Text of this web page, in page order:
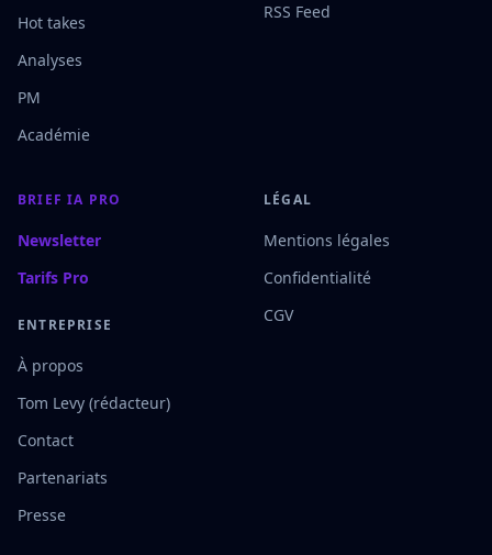
Hot takes
Analyses
PM
Académie
RSS Feed
BRIEF IA PRO
Newsletter
Tarifs Pro
ENTREPRISE
À propos
Tom Levy (rédacteur)
Contact
Partenariats
Presse
LÉGAL
Mentions légales
Confidentialité
CGV